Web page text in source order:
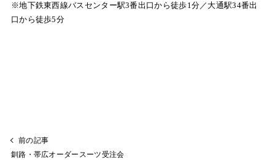
※地下鉄東西線バスセンター駅3番出口から徒歩1分／大通駅34番出
口から徒歩5分
前の記事
釧路・帯広オーダースーツ受注会